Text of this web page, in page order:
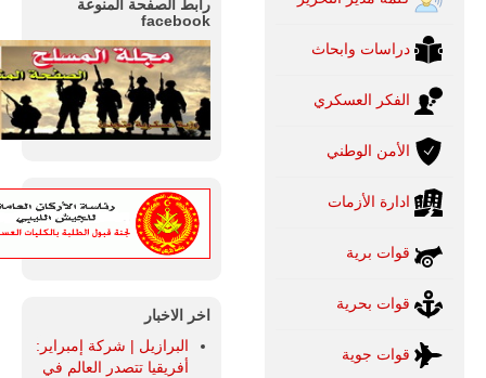
دراسات وابحاث
الفكر العسكري
الأمن الوطني
ادارة الأزمات
قوات برية
قوات بحرية
قوات جوية
رابط الصفحة المنوعة
facebook
اخر الاخبار
البرازيل | شركة إمبراير:
أفريقيا تتصدر العالم في